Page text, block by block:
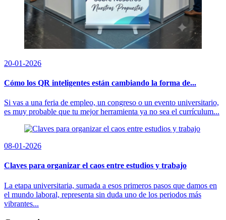
20-01-2026
Cómo los QR inteligentes están cambiando la forma de...
Si vas a una feria de empleo, un congreso o un evento universitario,
es muy probable que tu mejor herramienta ya no sea el currículum...
08-01-2026
Claves para organizar el caos entre estudios y trabajo
La etapa universitaria, sumada a esos primeros pasos que damos en
el mundo laboral, representa sin duda uno de los periodos más
vibrantes...